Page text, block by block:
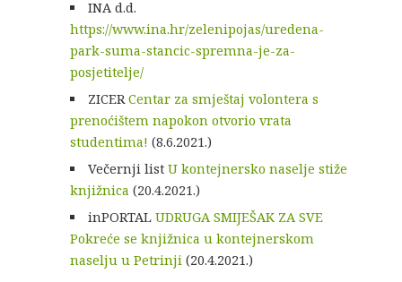
INA d.d.
https://www.ina.hr/zelenipojas/uredena-
park-suma-stancic-spremna-je-za-
posjetitelje/
ZICERCentar za smještaj volontera s
prenoćištem napokon otvorio vrata
studentima! (8.6.2021.)
Večernji listU kontejnersko naselje stiže
knjižnica (20.4.2021.)
inPORTALUDRUGA SMIJEŠAK ZA SVE
Pokreće se knjižnica u kontejnerskom
naselju u Petrinji(20.4.2021.)